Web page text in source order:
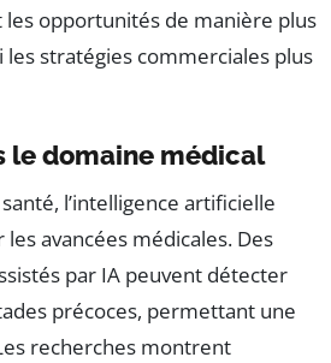
les opportunités de manière plus
les stratégies commerciales plus
le domaine médical
l’intelligence artificielle
avancées médicales. Des
par IA peuvent détecter
précoces, permettant une
recherches montrent